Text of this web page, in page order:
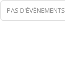
PAS D'ÉVÈNEMENTS